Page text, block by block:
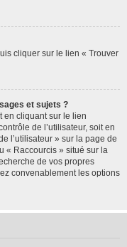
cliquer sur le lien « Trouver
et sujets ?
en cliquant sur le lien
de l’utilisateur, soit en
l’utilisateur » sur la page de
« Raccourcis » situé sur la
de vos propres
convenablement les options